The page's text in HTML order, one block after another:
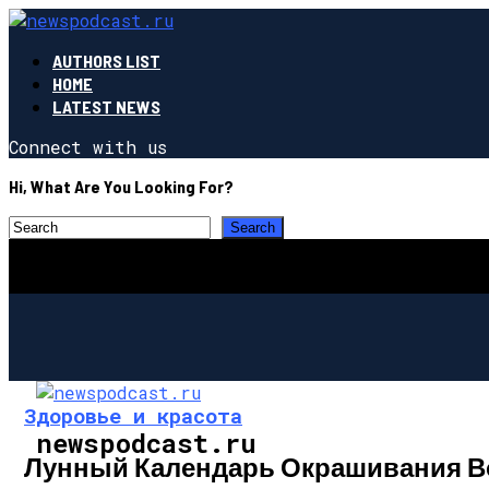
AUTHORS LIST
HOME
LATEST NEWS
Connect with us
Hi, What Are You Looking For?
newspodcast.ru
Здоровье и красота
Лунный Календарь Окрашивания